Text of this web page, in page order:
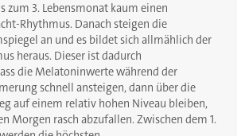
zum 3. Lebensmonat kaum einen
Rhythmus. Danach steigen die
an und es bildet sich allmählich der
heraus. Dieser ist dadurch
die Melatoninwerte während der
schnell ansteigen, dann über die
auf einem relativ hohen Niveau bleiben,
Morgen rasch abzufallen. Zwischen dem 1.